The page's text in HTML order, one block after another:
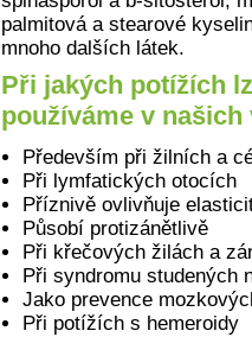
palmitová a stearové
mnoho dalších látek.
Při jakých potížích
používáme v
Především při žilních a
Při lymfatických otocích
Příznivě ovlivňuje
Působí protizánětlivě
Při křečových žilách a
Při syndromu studených
Jako prevence
Při potížích s hemeroidy